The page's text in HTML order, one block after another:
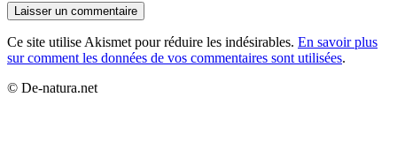
Ce site utilise Akismet pour réduire les indésirables. En savoir plus
sur comment les données de vos commentaires sont utilisées.
© De-natura.net